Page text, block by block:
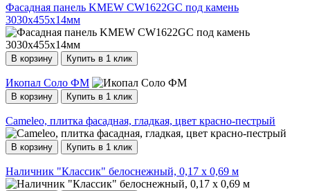
Фасадная панель KMEW CW1622GC под камень
3030х455х14мм
В корзину Купить в 1 клик
Икопал Соло ФМ
В корзину Купить в 1 клик
Cameleo, плитка фасадная, гладкая, цвет красно-пестрый
В корзину Купить в 1 клик
Наличник "Классик" белоснежный, 0,17 х 0,69 м